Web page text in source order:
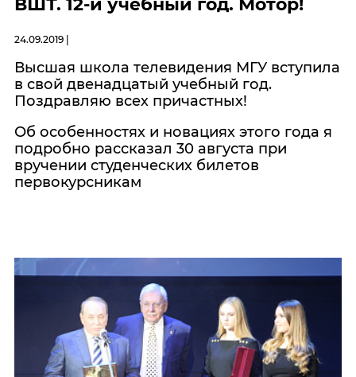
ВШТ. 12-й учебный год. Мотор!
24.09.2019 |
Высшая школа телевидения МГУ вступила
в свой двенадцатый учебный год.
Поздравляю всех причастных!
Об особенностях и новациях этого года я
подробно рассказал 30 августа при
вручении студенческих билетов
первокурсникам